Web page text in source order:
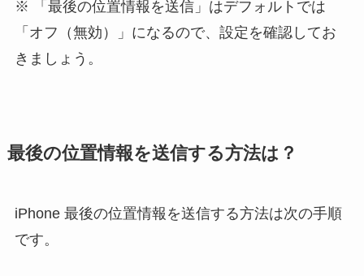
「最後の位置情報を送信」はデフォルトでは
「オフ（無効）」になるので、設定を確認してお
きましょう。
最後の位置情報を送信する方法は？
iPhone 最後の位置情報を送信する方法は次の手順
です。